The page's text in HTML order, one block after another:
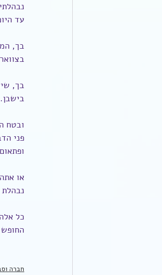
עד
בך,
בך,
ובטח
פני
או
כל
חברה